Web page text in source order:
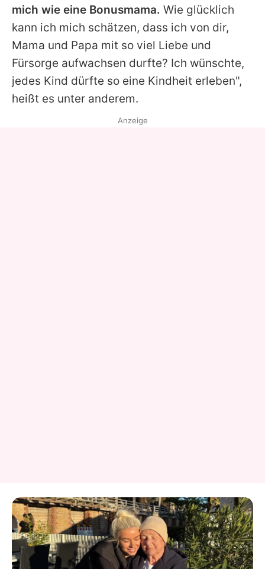
mich wie eine Bonusmama. Wie glücklich
kann ich mich schätzen, dass ich von dir,
Mama und Papa mit so viel Liebe und
Fürsorge aufwachsen durfte? Ich wünschte,
jedes Kind dürfte so eine Kindheit erleben",
heißt es unter anderem.
Anzeige